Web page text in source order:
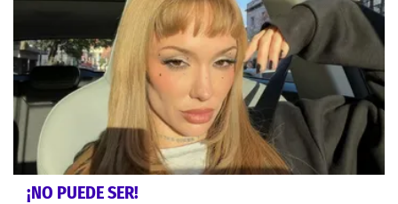
¡NO PUEDE SER!